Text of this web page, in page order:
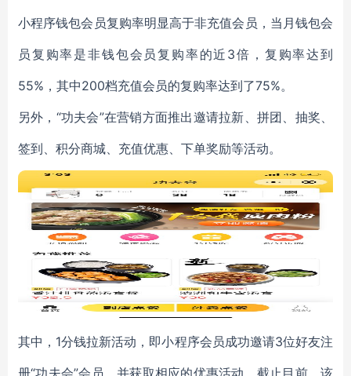
小程序钱包会员复购率明显高于非充值会员，当月钱包会
员复购率是非钱包会员复购率的近3倍，复购率达到
55%，其中200档充值会员的复购率达到了75%。
另外，“功夫会”在营销方面推出邀请拉新、拼团、抽奖、
签到、积分商城、充值优惠、下单奖励等活动。
其中，1分钱拉新活动，即小程序会员成功邀请3位好友注
册“功夫会”会员，并获取相应的优惠活动。截止目前，该